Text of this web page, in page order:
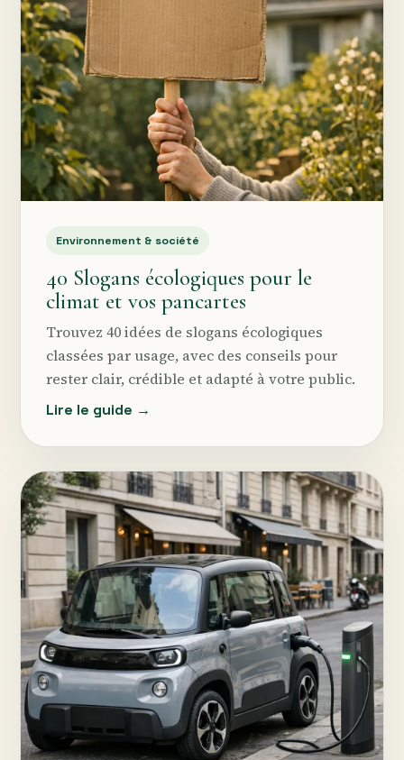
Environnement & société
40 Slogans écologiques pour le
climat et vos pancartes
Trouvez 40 idées de slogans écologiques
classées par usage, avec des conseils pour
rester clair, crédible et adapté à votre public.
Lire le guide →